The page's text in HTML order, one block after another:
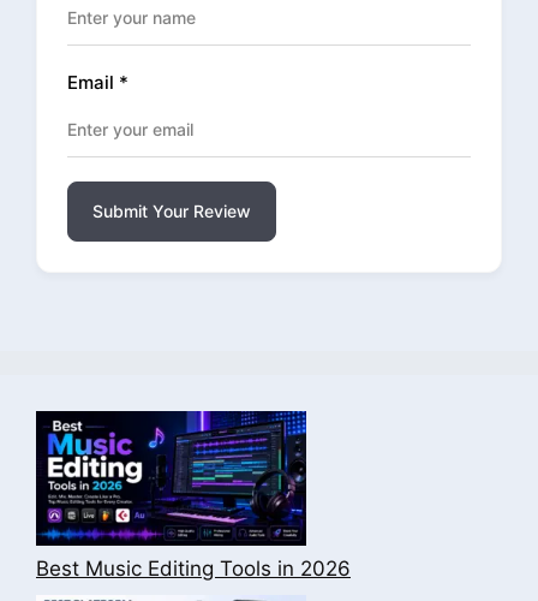
Email *
Submit Your Review
Best Music Editing Tools in 2026